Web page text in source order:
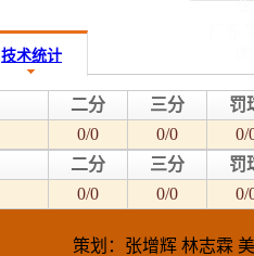
亚
技术统计
二分 三分 罚
0/0 0/0 0/
二分 三分 罚
0/0 0/0 0/
策划：张增辉 林志霖